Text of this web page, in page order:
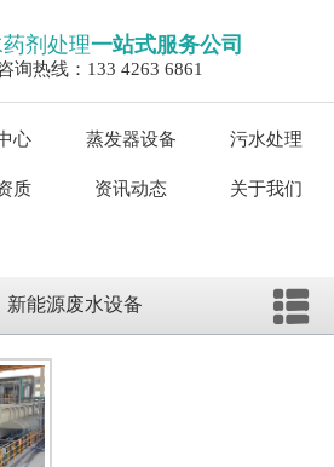
剂处理一站式服务公司
询热线：133 4263 6861
心 蒸发器设备 污水处理
质 资讯动态 关于我们
新能源废水设备